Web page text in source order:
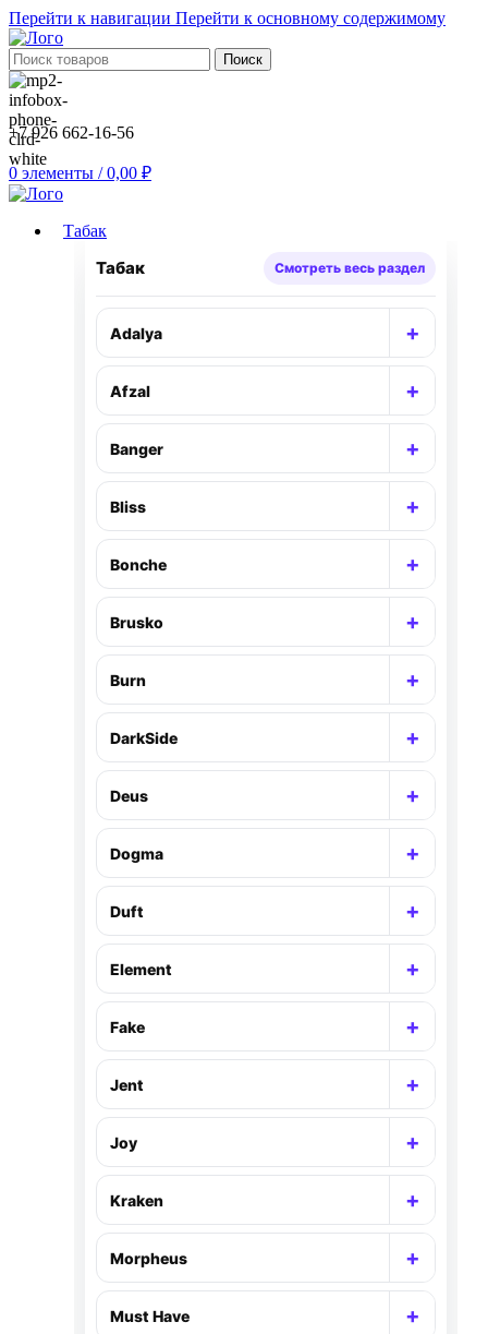
Перейти к навигации Перейти к основному содержимому
Поиск
+7 926 662-16-56
0 элементы / 0,00 ₽
Табак
Табак Смотреть весь раздел
Adalya +
Afzal +
Banger +
Bliss +
Bonche +
Brusko +
Burn +
DarkSide +
Deus +
Dogma +
Duft +
Element +
Fake +
Jent +
Joy +
Kraken +
Morpheus +
Must Have +